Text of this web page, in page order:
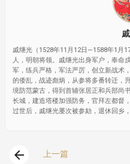
戚继光（1528年11月12日—1588年1月
人，明朝将领。戚继光出身军户，奉命
军，练兵严格，军法严厉，创立新战术
的倭乱，战迹彪炳，从参将多番转迁，
境防范蒙古，得到首辅张居正和兵部尚
长城，建造塔楼加强防务，官拜左都督
过世后，戚继光屡次被参劾，退休回乡，
arrow_back
上一篇